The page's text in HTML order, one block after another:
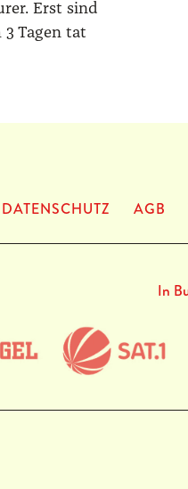
Erst sind
Tagen tat
DATEN­SCHUTZ AGB
In